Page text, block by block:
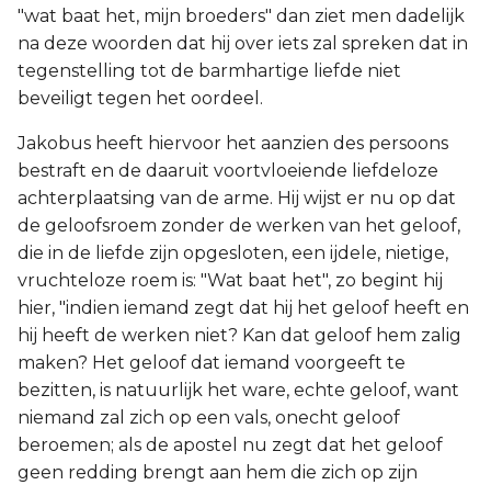
"wat baat het, mijn broeders" dan ziet men dadelijk
na deze woorden dat hij over iets zal spreken dat in
tegenstelling tot de barmhartige liefde niet
beveiligt tegen het oordeel.
Jakobus heeft hiervoor het aanzien des persoons
bestraft en de daaruit voortvloeiende liefdeloze
achterplaatsing van de arme. Hij wijst er nu op dat
de geloofsroem zonder de werken van het geloof,
die in de liefde zijn opgesloten, een ijdele, nietige,
vruchteloze roem is: "Wat baat het", zo begint hij
hier, "indien iemand zegt dat hij het geloof heeft en
hij heeft de werken niet? Kan dat geloof hem zalig
maken? Het geloof dat iemand voorgeeft te
bezitten, is natuurlijk het ware, echte geloof, want
niemand zal zich op een vals, onecht geloof
beroemen; als de apostel nu zegt dat het geloof
geen redding brengt aan hem die zich op zijn